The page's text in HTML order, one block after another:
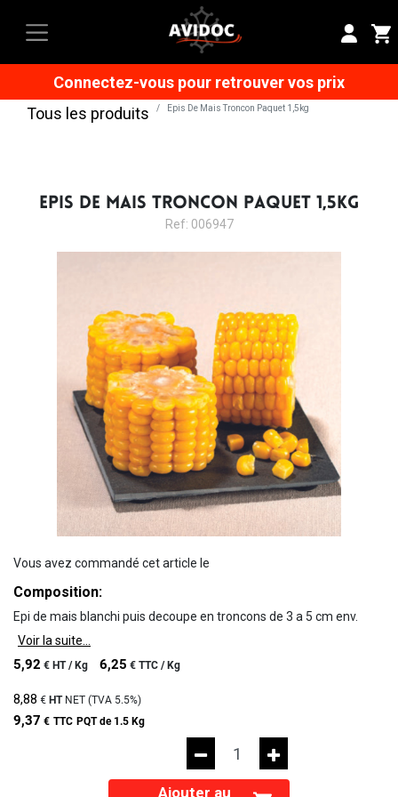
Connectez-vous pour retrouver vos prix
Tous les produits
Epis De Mais Troncon Paquet 1,5kg
EPIS DE MAIS TRONCON PAQUET 1,5KG
Ref: 006947
Vous avez commandé cet article le
Composition:
Epi de mais blanchi puis decoupe en troncons de 3 a 5 cm env.
Voir la suite...
5,92 € HT / Kg 6,25 € TTC / Kg
8,88 € HTNET (TVA 5.5%)
9,37 € TTC PQT de 1.5 Kg
Ajouter au